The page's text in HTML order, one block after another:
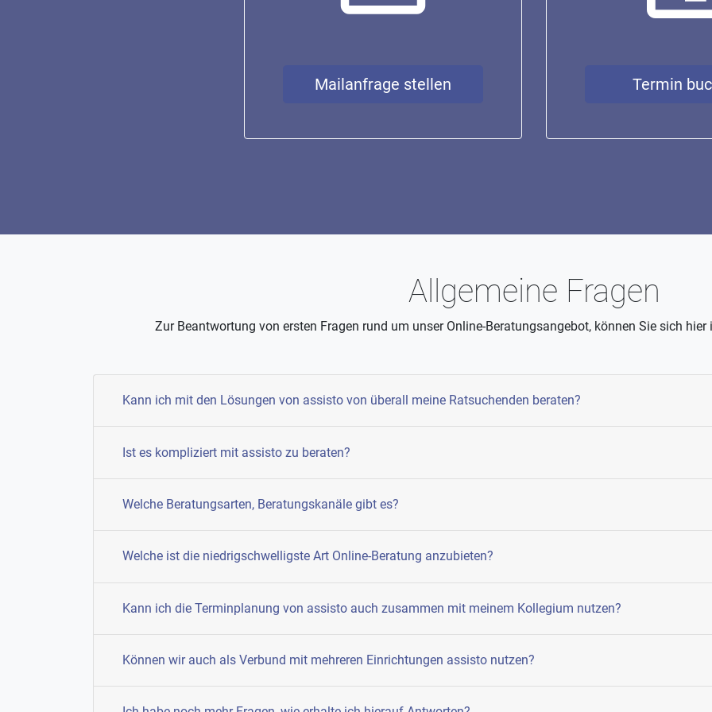
Mailanfrage stellen Termin
Allgemeine Fragen
Zur Beantwortung von ersten Fragen rund um unser Online-Beratungsangebot, können Sie sich hier
Kann ich mit den Lösungen von assisto von überall meine Ratsuchenden beraten?
Ist es kompliziert mit assisto zu beraten?
Welche Beratungsarten, Beratungskanäle gibt es?
Welche ist die niedrigschwelligste Art Online-Beratung anzubieten?
Kann ich die Terminplanung von assisto auch zusammen mit meinem Kollegium nutzen?
Können wir auch als Verbund mit mehreren Einrichtungen assisto nutzen?